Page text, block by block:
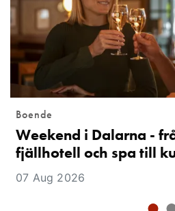
Boende
Weekend i Dalarna -
fjällhotell och spa till
07 Aug 2026